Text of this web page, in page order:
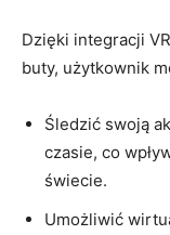
Dzięki integracji
buty, użytkownik
Śledzić swoją
czasie, co
świecie.
Umożliwić